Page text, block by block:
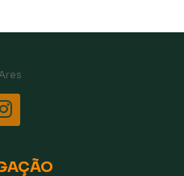
é qualificado para
cadastro no IBAMA?
o local certo para